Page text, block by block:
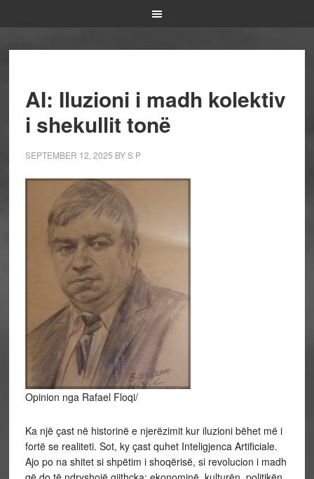
AI: Iluzioni i madh kolektiv
i shekullit tonë
SEPTEMBER 12, 2025 BYS P
Opinion nga Rafael Floqi/
Ka një çast në historinë e njerëzimit kur iluzioni bëhet më i
fortë se realiteti. Sot, ky çast quhet Inteligjenca Artificiale.
Ajo po na shitet si shpëtim i shoqërisë, si revolucion i madh